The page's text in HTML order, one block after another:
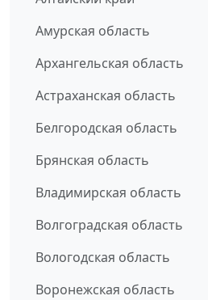
Амурская область
Архангельская область
Астраханская область
Белгородская область
Брянская область
Владимирская область
Волгоградская область
Вологодская область
Воронежская область